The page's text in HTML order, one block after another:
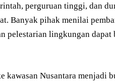
perguruan tinggi, dan
Banyak pihak menilai
pelestarian lingkungan
kawasan Nusantara menjadi